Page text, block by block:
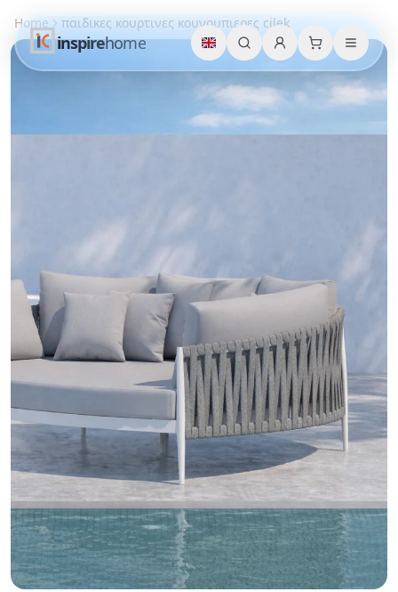
inspirehome
Home παιδικες κουρτινες κουνουπιερες cilek